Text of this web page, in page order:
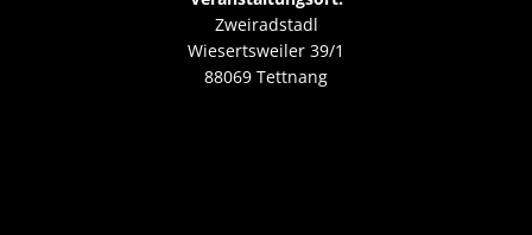
Zweiradstadl
Wiesertsweiler 39/1
88069 Tettnang